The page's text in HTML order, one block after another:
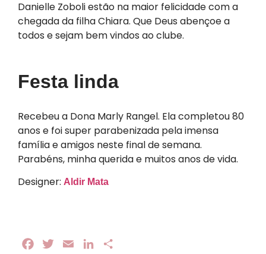
Danielle Zoboli estão na maior felicidade com a
chegada da filha Chiara. Que Deus abençoe a
todos e sejam bem vindos ao clube.
Festa linda
Recebeu a Dona Marly Rangel. Ela completou 80
anos e foi super parabenizada pela imensa
família e amigos neste final de semana.
Parabéns, minha querida e muitos anos de vida.
Designer: Aldir Mata
FacebookTwitterEmail LinkedIn